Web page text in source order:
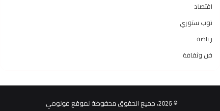
اقتصاد
توب ستوري
رياضة
فن وثقافة
© 2026، جميع الحقوق محفوظة لموقع فولومي